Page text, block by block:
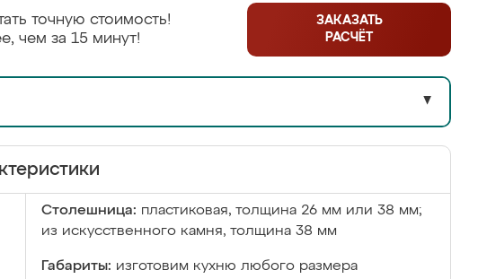
точную стоимость!
чем за 15 минут!
ЗАКАЗАТЬ
РАСЧЁТ
▼
Столешница: пластиковая, толщина 26 мм или 38 мм;
из искусственного камня, толщина 38 мм
Габариты: изготовим кухню любого размера